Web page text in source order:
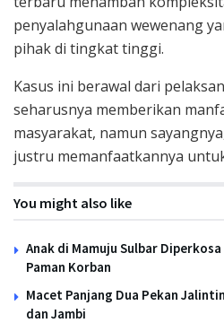
penyalahgunaan wewenang
pihak di tingkat tinggi.
Kasus ini berawal dari
seharusnya memberikan
masyarakat, namun
justru memanfaatkannya
You might also like
Anak di Mamuju Sulbar
Paman Korban
Macet Panjang Dua Pekan
dan Jambi